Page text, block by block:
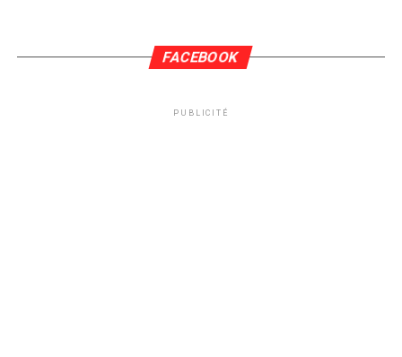
FACEBOOK
PUBLICITÉ